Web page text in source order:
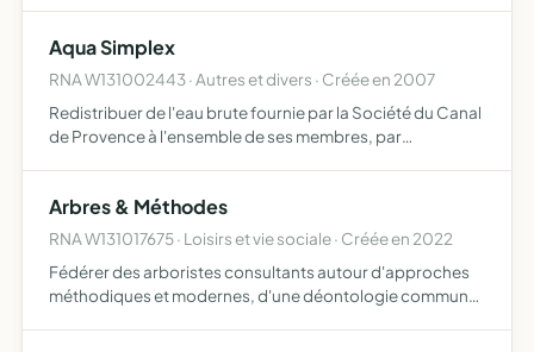
Aqua Simplex
RNA W131002443 · Autres et divers · Créée en 2007
Redistribuer de l'eau brute fournie par la Société du Canal
de Provence à l'ensemble de ses membres, par
Arbres & Méthodes
RNA W131017675 · Loisirs et vie sociale · Créée en 2022
Fédérer des arboristes consultants autour d'approches
méthodiques et modernes, d'une déontologie commune